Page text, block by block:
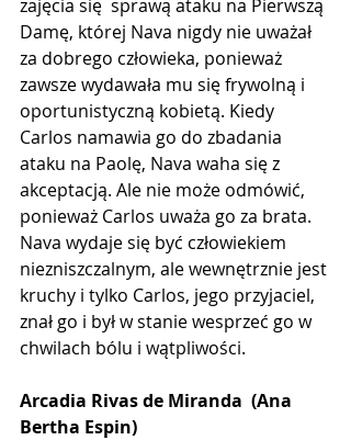
zajęcia się  sprawą ataku na Pierwszą
Damę, której Nava nigdy nie uważał
za dobrego człowieka, ponieważ
zawsze wydawała mu się frywolną i
oportunistyczną kobietą. Kiedy
Carlos namawia go do zbadania
ataku na Paolę, Nava waha się z
akceptacją. Ale nie może odmówić,
ponieważ Carlos uważa go za brata.
Nava wydaje się być człowiekiem
niezniszczalnym, ale wewnętrznie jest
kruchy i tylko Carlos, jego przyjaciel,
znał go i był w stanie wesprzeć go w
chwilach bólu i wątpliwości.
Arcadia Rivas de Miranda  (Ana
Bertha Espin)